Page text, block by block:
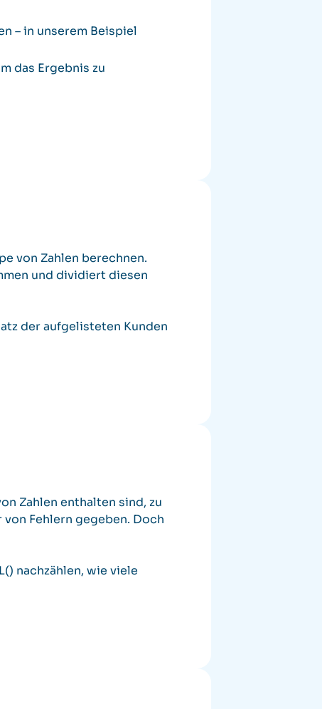
– in unserem Beispiel
das Ergebnis zu
von Zahlen berechnen.
und dividiert diesen
der aufgelisteten Kunden
Zahlen enthalten sind, zu
Fehlern gegeben. Doch
nachzählen, wie viele